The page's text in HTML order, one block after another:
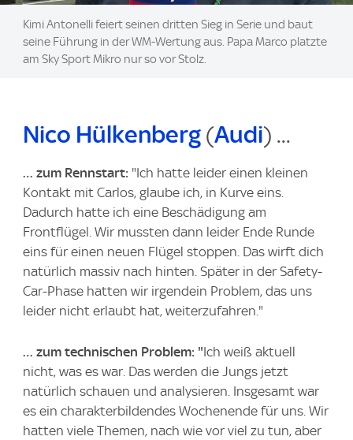
Kimi Antonelli feiert seinen dritten Sieg in Serie und baut
seine Führung in der WM-Wertung aus. Papa Marco platzte
am Sky Sport Mikro nur so vor Stolz.
Nico Hülkenberg (Audi) ...
… zum Rennstart: "Ich hatte leider einen kleinen
Kontakt mit Carlos, glaube ich, in Kurve eins.
Dadurch hatte ich eine Beschädigung am
Frontflügel. Wir mussten dann leider Ende Runde
eins für einen neuen Flügel stoppen. Das wirft dich
natürlich massiv nach hinten. Später in der Safety-
Car-Phase hatten wir irgendein Problem, das uns
leider nicht erlaubt hat, weiterzufahren."
… zum technischen Problem: "Ich weiß aktuell
nicht, was es war. Das werden die Jungs jetzt
natürlich schauen und analysieren. Insgesamt war
es ein charakterbildendes Wochenende für uns. Wir
hatten viele Themen, nach wie vor viel zu tun, aber